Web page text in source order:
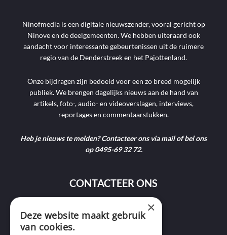
Ninofmedia is een digitale nieuwszender, vooral gericht op
Ninove en de deelgemeenten. We hebben uiteraard ook
aandacht voor interessante gebeurtenissen uit de ruimere
regio van de Denderstreek en het Pajottenland.
Onze bijdragen zijn bedoeld voor een zo breed mogelijk
publiek. We brengen dagelijks nieuws aan de hand van
artikels, foto-, audio- en videoverslagen, interviews,
reportages en commentaarstukken.
Heb je nieuws te melden? Contacteer ons via mail of bel ons
op 0495-69 32 72.
CONTACTEER ONS
9400 Ninove ×
Deze website maakt gebruik
van cookies.